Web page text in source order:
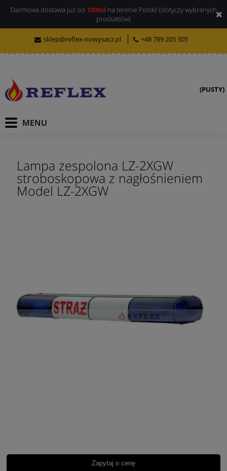
Darmowa dostawa już od 1000złna terenie Polski! (dotyczy wybranych
produktów)
sklep@reflex-nowysacz.pl +48 789 205 305
(PUSTY)
Lampa zespolona LZ-2XGW
stroboskopowa z nagłośnieniem
Model LZ-2XGW
Zapytaj o cenę